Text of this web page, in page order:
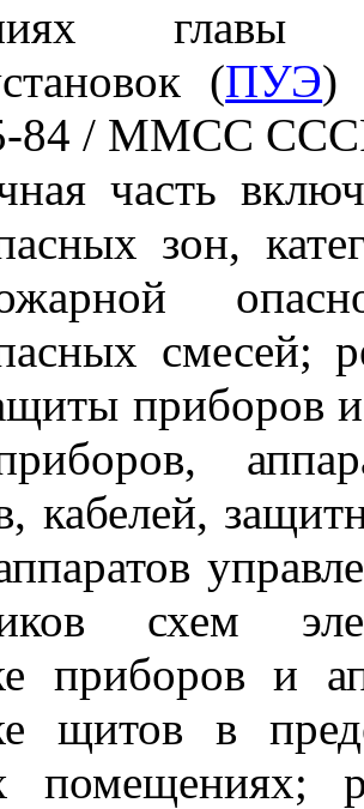
(ПУЭ)
84 / МMCC
часть
зон,
смесей;
приборов
кабелей,
схем
приборов и
щитов в
помещениях;